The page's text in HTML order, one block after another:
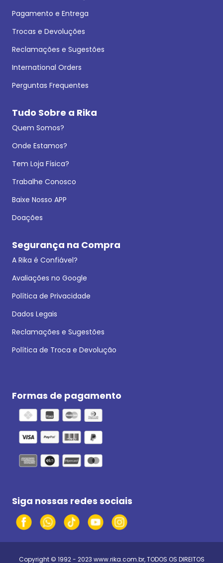
Pagamento e Entrega
Trocas e Devoluções
Reclamações e Sugestões
International Orders
Perguntas Frequentes
Tudo Sobre a Rika
Quem Somos?
Onde Estamos?
Tem Loja Física?
Trabalhe Conosco
Baixe Nosso APP
Doações
Segurança na Compra
A Rika é Confiável?
Avaliações no Google
Política de Privacidade
Dados Legais
Reclamações e Sugestões
Política de Troca e Devolução
Formas de pagamento
Siga nossas redes sociais
Copyright © 1992 - 2023 www.rika.com.br, TODOS OS DIREITOS